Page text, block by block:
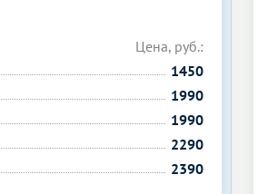
Цена, руб.:
1450
1990
1990
2290
2390